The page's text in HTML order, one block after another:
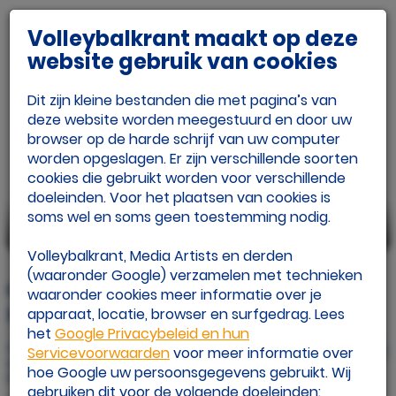
Orion Stars verliest eerste CL-duel met
3-0
Gepubliceerd op
do 19 sep. 2024
Door: Redactie Volleybalkrant.nl
Volleybalkrant maakt op deze
website gebruik van cookies
Dit zijn kleine bestanden die met pagina’s van
deze website worden meegestuurd en door uw
browser op de harde schrijf van uw computer
worden opgeslagen. Er zijn verschillende soorten
cookies die gebruikt worden voor verschillende
doeleinden. Voor het plaatsen van cookies is
soms wel en soms geen toestemming nodig.
Volleybalkrant, Media Artists en derden
(waaronder Google) verzamelen met technieken
waaronder cookies meer informatie over je
apparaat, locatie, browser en surfgedrag. Lees
het Google Privacybeleid en hun
Servicevoorwaardenvoor meer informatie over
hoe Google uw persoonsgegevens gebruikt. Wij